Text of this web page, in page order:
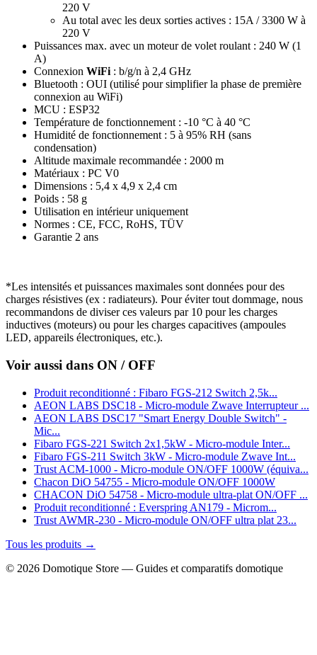
220 V
Au total avec les deux sorties actives : 15A / 3300 W à
220 V
Puissances max. avec un moteur de volet roulant : 240 W (1
A)
Connexion WiFi : b/g/n à 2,4 GHz
Bluetooth : OUI (utilisé pour simplifier la phase de première
connexion au WiFi)
MCU : ESP32
Température de fonctionnement : -10 °C à 40 °C
Humidité de fonctionnement : 5 à 95% RH (sans
condensation)
Altitude maximale recommandée : 2000 m
Matériaux : PC V0
Dimensions : 5,4 x 4,9 x 2,4 cm
Poids : 58 g
Utilisation en intérieur uniquement
Normes : CE, FCC, RoHS, TÜV
Garantie 2 ans
*Les intensités et puissances maximales sont données pour des
charges résistives (ex : radiateurs). Pour éviter tout dommage, nous
recommandons de diviser ces valeurs par 10 pour les charges
inductives (moteurs) ou pour les charges capacitives (ampoules
LED, appareils électroniques, etc.).
Voir aussi dans ON / OFF
Produit reconditionné : Fibaro FGS-212 Switch 2,5k...
AEON LABS DSC18 - Micro-module Zwave Interrupteur ...
AEON LABS DSC17 "Smart Energy Double Switch" -
Mic...
Fibaro FGS-221 Switch 2x1,5kW - Micro-module Inter...
Fibaro FGS-211 Switch 3kW - Micro-module Zwave Int...
Trust ACM-1000 - Micro-module ON/OFF 1000W (équiva...
Chacon DiO 54755 - Micro-module ON/OFF 1000W
CHACON DiO 54758 - Micro-module ultra-plat ON/OFF ...
Produit reconditionné : Everspring AN179 - Microm...
Trust AWMR-230 - Micro-module ON/OFF ultra plat 23...
Tous les produits →
© 2026 Domotique Store — Guides et comparatifs domotique